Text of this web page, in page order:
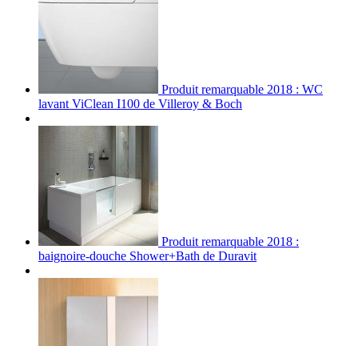
Produit remarquable 2018 : WC
lavant ViClean I100 de Villeroy & Boch
Produit remarquable 2018 :
baignoire-douche Shower+Bath de Duravit